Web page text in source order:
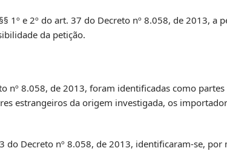
1º e 2º do art. 37 do Decreto nº 8.058, de 2013, a
da petição.
nº 8.058, de 2013, foram identificadas como
estrangeiros da origem investigada, os
do Decreto nº 8.058, de 2013, identificaram-se,